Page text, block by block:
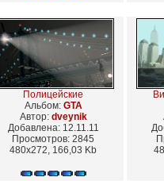
Полицейские
Альбом: GTA
Автор: dveynik
Добавлена: 12.11.11
Просмотров: 2845
480x272, 166,03 Kb